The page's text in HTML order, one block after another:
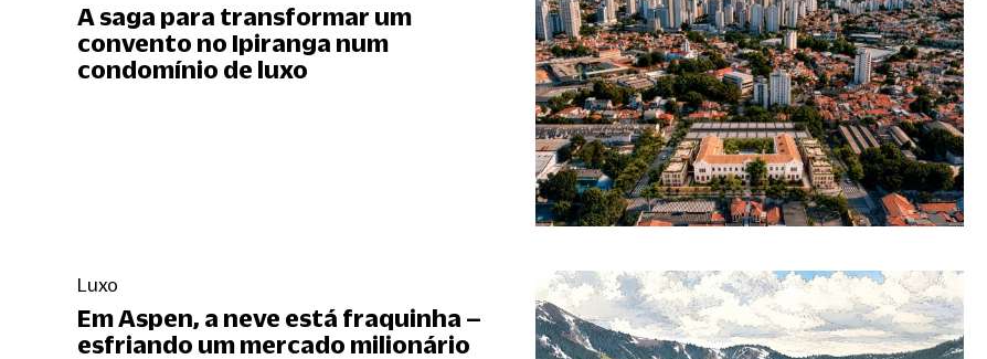
A saga para transformar um
convento no Ipiranga num
condomínio de luxo
Luxo
Em Aspen, a neve está fraquinha –
esfriando um mercado milionário